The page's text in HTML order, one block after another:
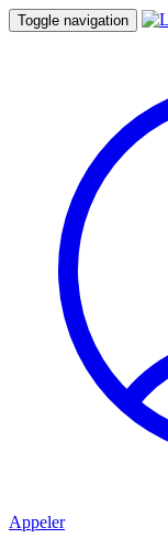
Toggle navigation
Appeler